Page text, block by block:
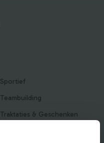
Sportief
Teambuilding
Traktaties & Geschenken